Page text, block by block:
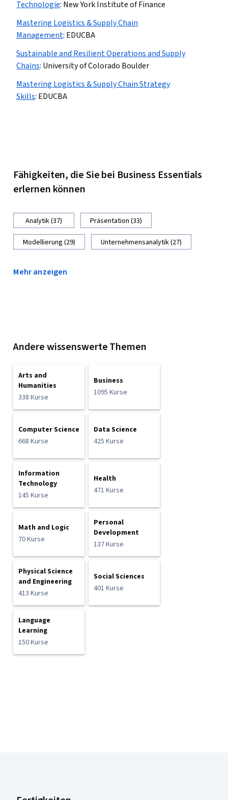
Technologie: New York Institute of Finance
Mastering Logistics & Supply Chain
Management: EDUCBA
Sustainable and Resilient Operations and Supply
Chains: University of Colorado Boulder
Mastering Logistics & Supply Chain Strategy
Skills: EDUCBA
Fähigkeiten, die Sie bei Business Essentials
erlernen können
Analytik (37) Präsentation (33)
Modellierung (29) Unternehmensanalytik (27)
Mehr anzeigen
Andere wissenswerte Themen
Arts and
Humanities
338 Kurse
Business
1095 Kurse
Computer Science
668 Kurse
Data Science
425 Kurse
Information
Technology
145 Kurse
Health
471 Kurse
Math and Logic
70 Kurse
Personal
Development
137 Kurse
Physical Science
and Engineering
413 Kurse
Social Sciences
401 Kurse
Language
Learning
150 Kurse